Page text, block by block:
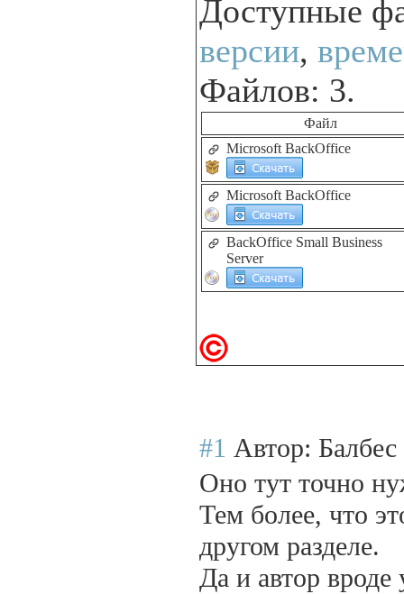
Доступные
версии,
Файлов: 3.
Файл
Microsoft BackOffice
Microsoft BackOffice
BackOffice Small Business
Server
#1 Автор: Балбес
Оно тут точно
Тем более, что
другом разделе.
Да и автор